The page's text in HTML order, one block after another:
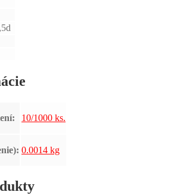
10/1000 ks.
0.0014 kg